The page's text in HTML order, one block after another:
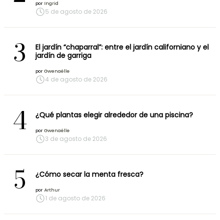
por Ingrid
5 de agosto de 2026
3
El jardín “chaparral”: entre el jardín californiano y el
jardín de garriga
por Gwenaëlle
4 de agosto de 2026
4 ¿Qué plantas elegir alrededor de una piscina?
por Gwenaëlle
3 de agosto de 2026
5 ¿Cómo secar la menta fresca?
por Arthur
1 de agosto de 2026